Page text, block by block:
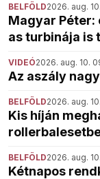
BELFÖLD2026. aug.
Magyar Péter:
as turbinája is
VIDEÓ2026. aug. 10.
Az aszály
BELFÖLD2026. aug.
Kis híján
BELFÖLD2026. aug.
Kétnapos